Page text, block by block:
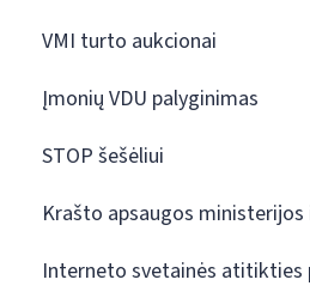
VMI turto aukcionai
Įmonių VDU palyginimas
STOP šešėliui
Krašto apsaugos
Interneto svetainės atitikties